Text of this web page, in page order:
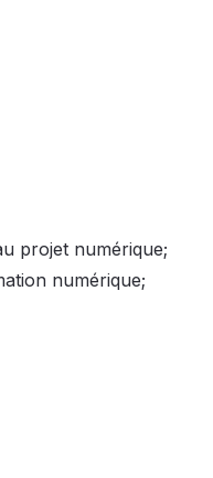
projet numérique;
numérique;